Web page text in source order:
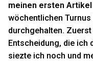
meinen ersten
wöchentlichen
durchgehalten.
Entscheidung, die ich
siezte ich noch und